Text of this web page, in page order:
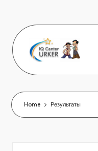
content
Home Результаты